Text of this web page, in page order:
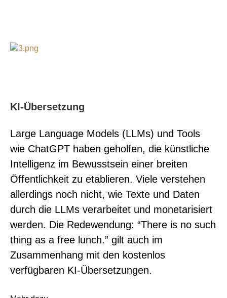
KI-Übersetzung
Large Language Models (LLMs) und Tools
wie ChatGPT haben geholfen, die künstliche
Intelligenz im Bewusstsein einer breiten
Öffentlichkeit zu etablieren. Viele verstehen
allerdings noch nicht, wie Texte und Daten
durch die LLMs verarbeitet und monetarisiert
werden. Die Redewendung: “There is no such
thing as a free lunch.” gilt auch im
Zusammenhang mit den kostenlos
verfügbaren KI-Übersetzungen.